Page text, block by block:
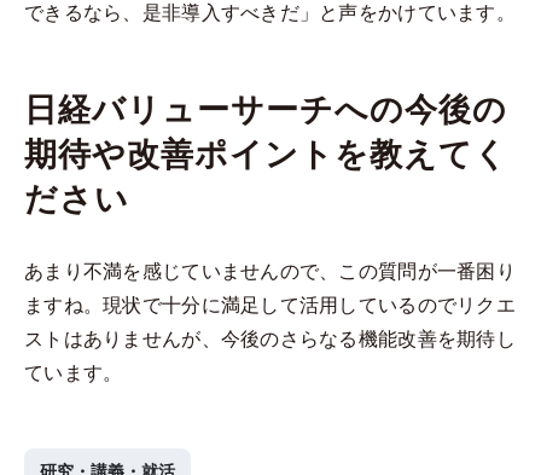
できるなら、是非導入すべきだ」と声をかけています。
日経バリューサーチへの今後の
期待や改善ポイントを教えてく
ださい
あまり不満を感じていませんので、この質問が一番困り
ますね。現状で十分に満足して活用しているのでリクエ
ストはありませんが、今後のさらなる機能改善を期待し
ています。